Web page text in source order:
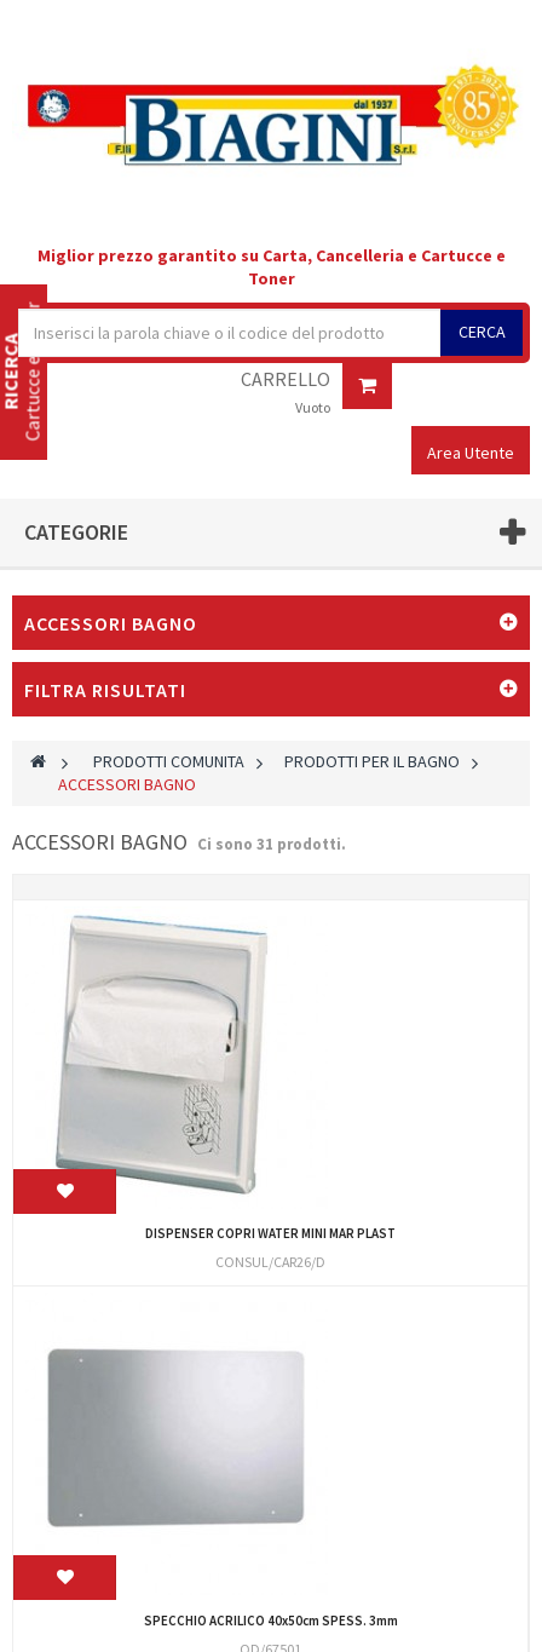
Miglior prezzo garantito su Carta, Cancelleria e Cartucce e
Toner
CERCA
CARRELLO
Vuoto
Area Utente
CATEGORIE
ACCESSORI BAGNO
FILTRA RISULTATI
> PRODOTTI COMUNITA >
PRODOTTI PER IL BAGNO
ACCESSORI BAGNO
ACCESSORI BAGNO Ci sono 31 prodotti.
DISPENSER COPRI WATER MINI MAR PLAST
CONSUL/CAR26/D
SPECCHIO ACRILICO 40x50cm SPESS. 3mm
Cartucce e Toner